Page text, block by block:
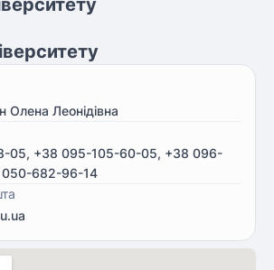
Олена Леонідівна
05, +38 095-105-60-05, +38 096-
682-96-14